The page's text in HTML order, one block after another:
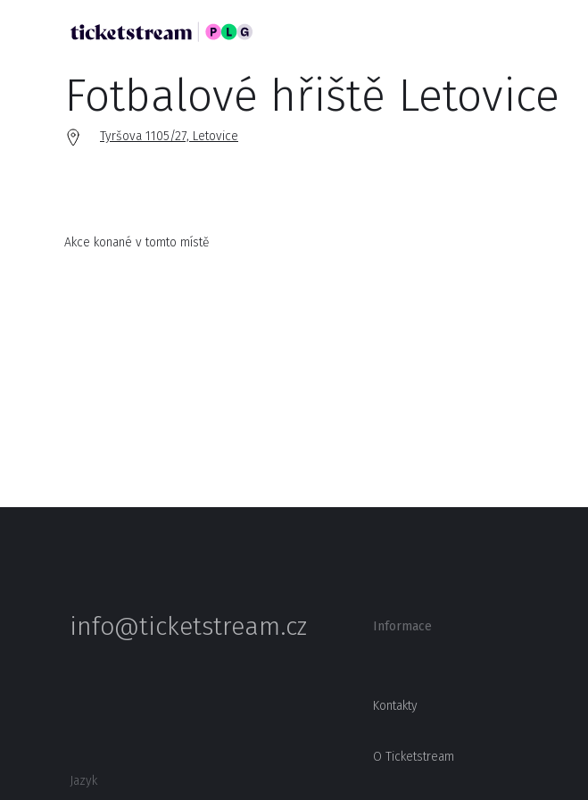
Fotbalové hřiště Letovice
Tyršova 1105/27, Letovice
Akce konané v tomto místě
info@ticketstream.cz
Jazyk
Informace
Kontakty
O Ticketstream